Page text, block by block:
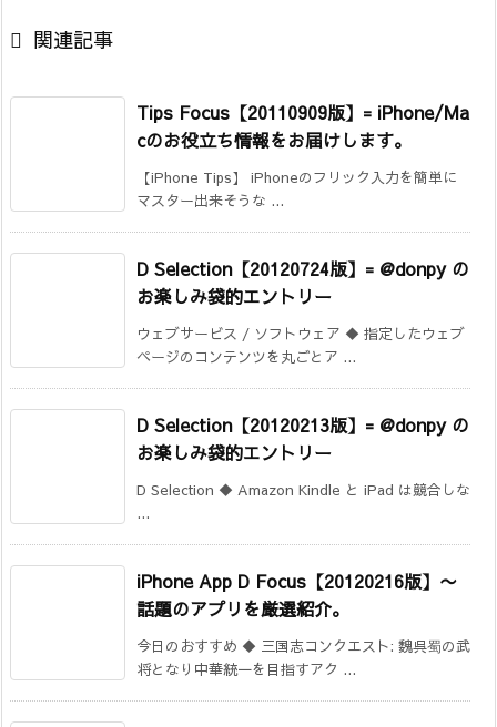
 関連記事
Tips Focus【20110909版】= iPhone/Ma
cのお役立ち情報をお届けします。
【iPhone Tips】 iPhoneのフリック入力を簡単に
マスター出来そうな ...
D Selection【20120724版】= @donpy の
お楽しみ袋的エントリー
ウェブサービス / ソフトウェア ◆ 指定したウェブ
ページのコンテンツを丸ごとア ...
D Selection【20120213版】= @donpy の
お楽しみ袋的エントリー
D Selection ◆ Amazon Kindle と iPad は競合しな
...
iPhone App D Focus【20120216版】〜
話題のアプリを厳選紹介。
今日のおすすめ ◆ 三国志コンクエスト: 魏呉蜀の武
将となり中華統一を目指すアク ...